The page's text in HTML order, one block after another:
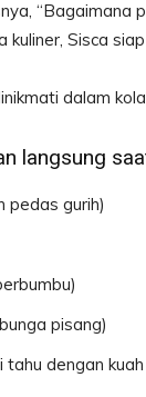
“Bagaimana
kuliner, Sisca
dalam
langsung
pedas gurih)
pisang)
dengan